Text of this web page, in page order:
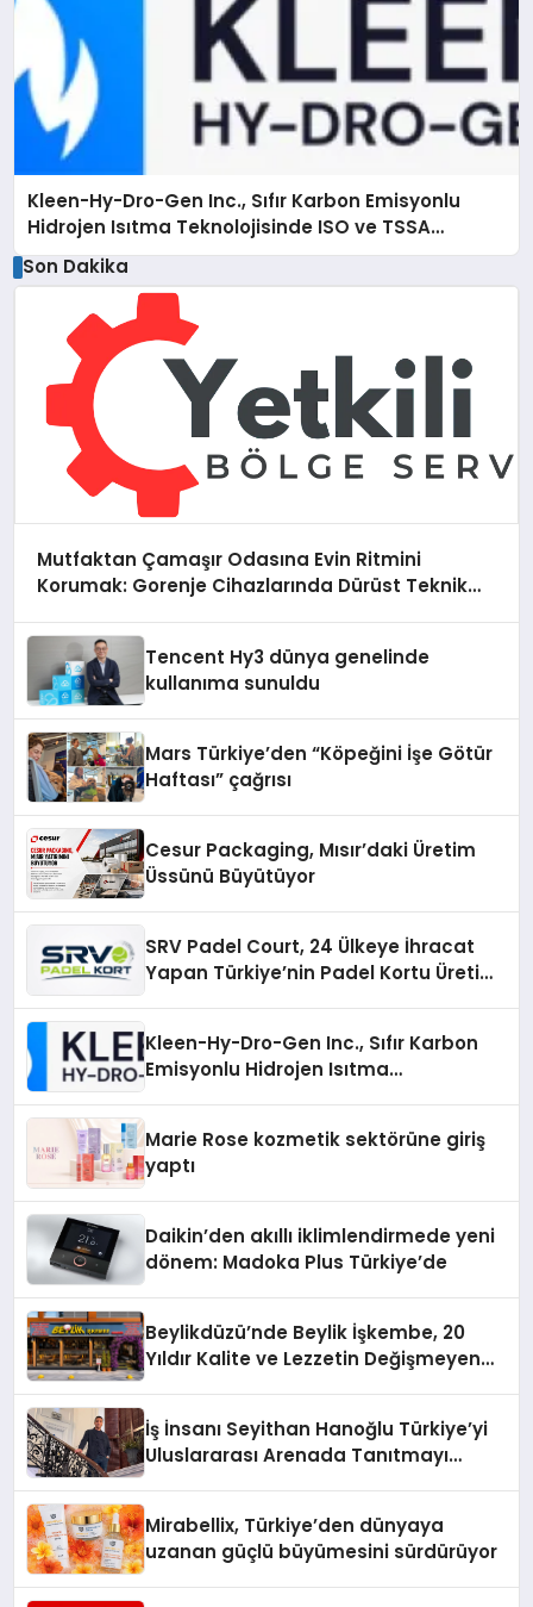
Kleen-Hy-Dro-Gen Inc., Sıfır Karbon Emisyonlu
Hidrojen Isıtma Teknolojisinde ISO ve TSSA
Düzenleyici Onaylarını Aldı
Son Dakika
Mutfaktan Çamaşır Odasına Evin Ritmini
Korumak: Gorenje Cihazlarında Dürüst Teknik
Tencent Hy3 dünya genelinde
kullanıma sunuldu
Mars Türkiye’den “Köpeğini İşe Götür
Haftası” çağrısı
Cesur Packaging, Mısır’daki Üretim
Üssünü Büyütüyor
SRV Padel Court, 24 Ülkeye İhracat
Yapan Türkiye’nin Padel Kortu Üretim
Kleen-Hy-Dro-Gen Inc., Sıfır Karbon
Emisyonlu Hidrojen Isıtma
Marie Rose kozmetik sektörüne giriş
yaptı
Daikin’den akıllı iklimlendirmede yeni
dönem: Madoka Plus Türkiye’de
Beylikdüzü’nde Beylik İşkembe, 20
Yıldır Kalite ve Lezzetin Değişmeyen
İş İnsanı Seyithan Hanoğlu Türkiye’yi
Uluslararası Arenada Tanıtmayı
Mirabellix, Türkiye’den dünyaya
uzanan güçlü büyümesini sürdürüyor